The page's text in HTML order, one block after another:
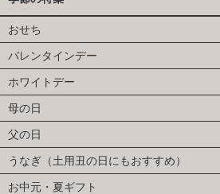
おせち
バレンタインデー
ホワイトデー
母の日
父の日
うなぎ（土用丑の日にもおすすめ）
お中元・夏ギフト